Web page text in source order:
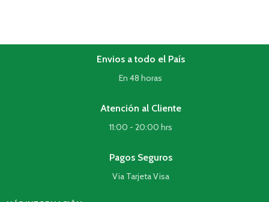
Envios a todo el País
En 48 horas
Atención al Cliente
11:00 - 20:00 hrs
Pagos Seguros
Via Tarjeta Visa